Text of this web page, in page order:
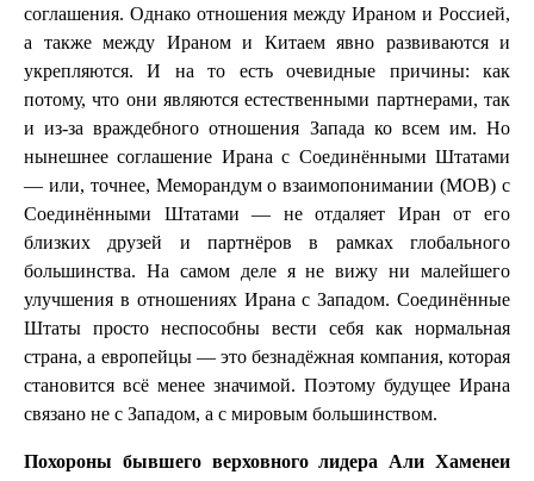
соглашения. Однако отношения между Ираном и Россией,
а также между Ираном и Китаем явно развиваются и
укрепляются. И на то есть очевидные причины: как
потому, что они являются естественными партнерами, так
и из-за враждебного отношения Запада ко всем им. Но
нынешнее соглашение Ирана с Соединёнными Штатами
— или, точнее, Меморандум о взаимопонимании (МОВ) с
Соединёнными Штатами — не отдаляет Иран от его
близких друзей и партнёров в рамках глобального
большинства. На самом деле я не вижу ни малейшего
улучшения в отношениях Ирана с Западом. Соединённые
Штаты просто неспособны вести себя как нормальная
страна, а европейцы — это безнадёжная компания, которая
становится всё менее значимой. Поэтому будущее Ирана
связано не с Западом, а с мировым большинством.
Похороны бывшего верховного лидера Али Хаменеи